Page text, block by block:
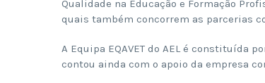
Qualidade na Educação e Formação
quais também concorrem as parcerias
A Equipa EQAVET do AEL é constituída
contou ainda com o apoio da empresa